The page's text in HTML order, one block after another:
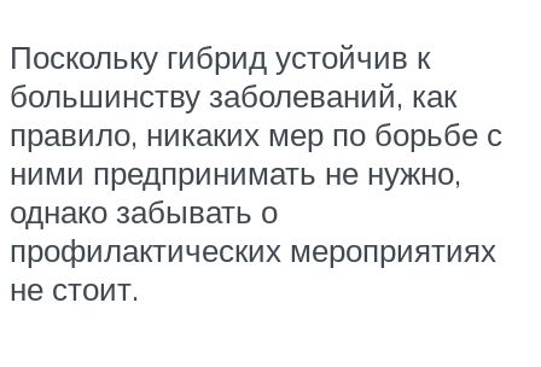
Поскольку гибрид устойчив к
большинству заболеваний, как
правило, никаких мер по борьбе с
ними предпринимать не нужно,
однако забывать о
профилактических мероприятиях
не стоит.